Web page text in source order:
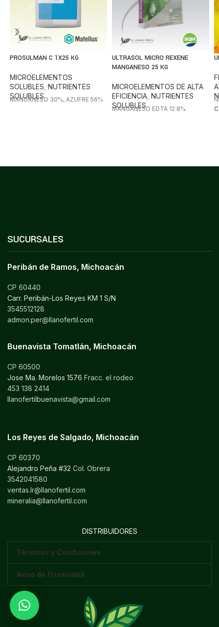
PROSULMAN C 1X25 KG
MICROELEMENTOS
SOLUBLES NUTRIENTES
SOLUBLES
MANGANESO 30%, AZUFRE 56%
ULTRASOL MICRO REXENE
MANGANESO 25 KG
MICROELEMENTOS DE ALTA
EFICIENCIA NUTRIENTES
SOLUBLES
MANGANESO EDTA 12.8%
SUCURSALES
Peribán de Ramos, Michoacán
CP 60440
Carr. Peribán-Los Reyes KM 1 S/N
3545512128
admon.per@llanofertil.com
Buenavista Tomatlán, Michoacán
CP 60500
Jose Ma. Morelos 1576 Fracc. el rodeo
453 138 2414
llanofertilbuenavista@gmail.com
Los Reyes de Salgado, Michoacán
CP 60370
Alejandro Peña #32 Col. Obrera
3542041580
ventas.lr@llanofertil.com
mineralia@llanofertil.com
DISTRIBUIDORES
Términos y Condiciones
Aviso de Privacidad